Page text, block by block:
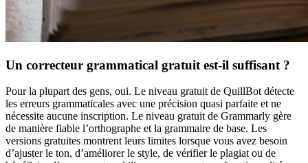
Un correcteur grammatical gratuit est-il suffisant ?
Pour la plupart des gens, oui. Le niveau gratuit de QuillBot détecte
les erreurs grammaticales avec une précision quasi parfaite et ne
nécessite aucune inscription. Le niveau gratuit de Grammarly gère
de manière fiable l’orthographe et la grammaire de base. Les
versions gratuites montrent leurs limites lorsque vous avez besoin
d’ajuster le ton, d’améliorer le style, de vérifier le plagiat ou de